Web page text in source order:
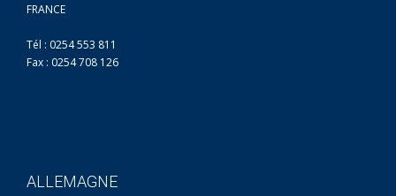
FRANCE
Tél : 0254 553 811
Fax : 0254 708 126
ALLEMAGNE